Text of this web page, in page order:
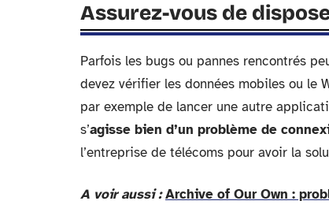
Assurez-vous de
Parfois les bugs ou pannes rencontrés
devez vérifier les données mobiles ou le
par exemple de lancer une autre
s’agisse bien d’un problème de
l’entreprise de télécoms pour avoir la
A voir aussi : Archive of Our Own :